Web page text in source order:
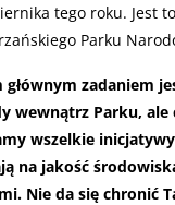
tego roku. Jest
Parku
głównym zadaniem
wewnątrz Parku, ale
wszelkie
na jakość
Nie da się chronić